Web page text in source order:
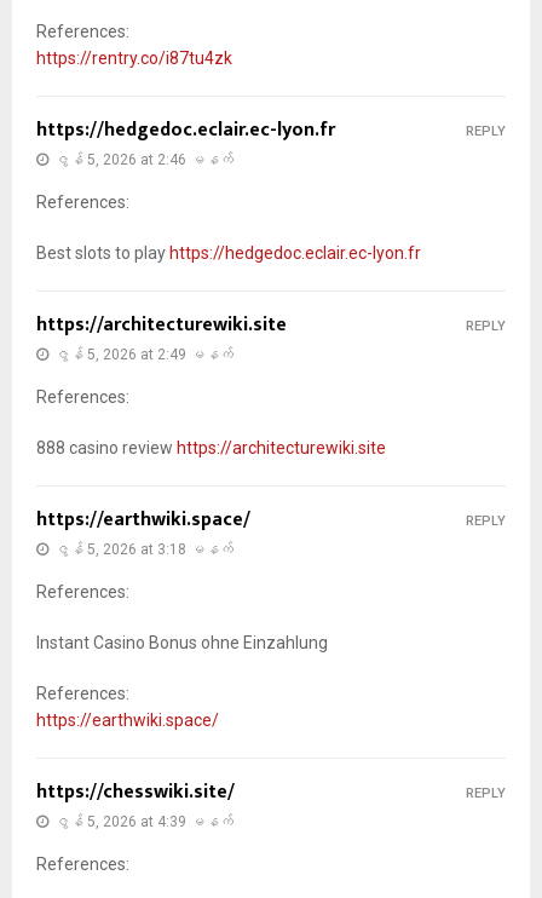
References:
https://rentry.co/i87tu4zk
https://hedgedoc.eclair.ec-lyon.fr
ဇွန် 5, 2026 at 2:46 မနက်
References:
Best slots to play https://hedgedoc.eclair.ec-lyon.fr
REPLY
https://architecturewiki.site
ဇွန် 5, 2026 at 2:49 မနက်
References:
888 casino review https://architecturewiki.site
REPLY
https://earthwiki.space/
ဇွန် 5, 2026 at 3:18 မနက်
References:
Instant Casino Bonus ohne Einzahlung
References:
https://earthwiki.space/
REPLY
https://chesswiki.site/
ဇွန် 5, 2026 at 4:39 မနက်
References:
REPLY